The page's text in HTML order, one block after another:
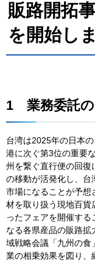
販路開拓
を開始し
1 業務委託
台湾は2025年の日本
港に次ぐ第3位の重要
州を繋ぐ直行便の回復
の移動が活発化し、台
市場になることが予想
材を取り扱う現地百貨
ったフェアを開催す
なる各県産品の販路
域戦略会議「九州の食
業の相乗効果を図り、